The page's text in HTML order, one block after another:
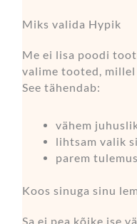
Miks valida Hypik
Me ei lisa poodi
valime tooted, millel
See tähendab:
vähem
lihtsam valik
parem
Koos sinuga sinu
Sa ei pea kõike ise